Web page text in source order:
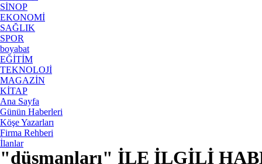
SİNOP
EKONOMİ
SAĞLIK
SPOR
boyabat
EĞİTİM
TEKNOLOJİ
MAGAZİN
KİTAP
Ana Sayfa
Günün Haberleri
Köşe Yazarları
Firma Rehberi
İlanlar
"düşmanları" İLE İLGİLİ